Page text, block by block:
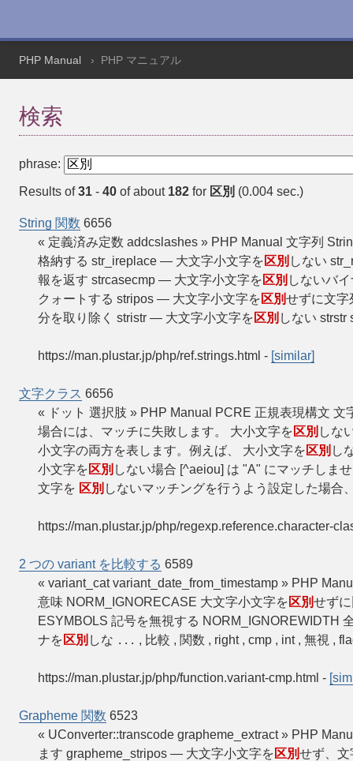
PHP Manual PHP マニュアル
検索
phrase:
Results of31 - 40 of about 182 for 区別 (0.004 sec.)
String 関数 6656
« 定義済み定数 addcslashes » PHP Manual 文字列
格納する str_ireplace — 大文字小文字を 区別 しない
報を返す strcasecmp — 大文字小文字を 区別 しないバ
クォートする stripos — 大文字小文字を 区別せずに文
分を取り除く stristr — 大文字小文字を 区別 しない
https://man.plustar.jp/php/ref.strings.html - [similar]
文字クラス 6656
« ドット 選択肢 » PHP Manual PCRE 正規表現構文
場合には、マッチに失敗します。 大小文字を 区別 しな
小文字の両方を表します。例えば、 大小文字を 区別 し
小文字を 区別 しない場合 [^aeiou] は "A" にマッチしま
文字を 区別 しないマッチングを行うよう設定した場合
https://man.plustar.jp/php/regexp.reference.character-
2 つの variant を比較する 6589
« variant_cat variant_date_from_timestamp » PHP
意味 NORM_IGNORECASE 大文字小文字を 区別せず
ESYMBOLS 記号を無視する NORM_IGNOREWIDTH
ナを 区別 しな ... , 比較 , 関数 , right , cmp , int , 無視 ,
https://man.plustar.jp/php/function.variant-cmp.html -
Grapheme 関数 6523
« UConverter::transcode grapheme_extract » PHP
ます grapheme_stripos — 大文字小文字を 区別せず、